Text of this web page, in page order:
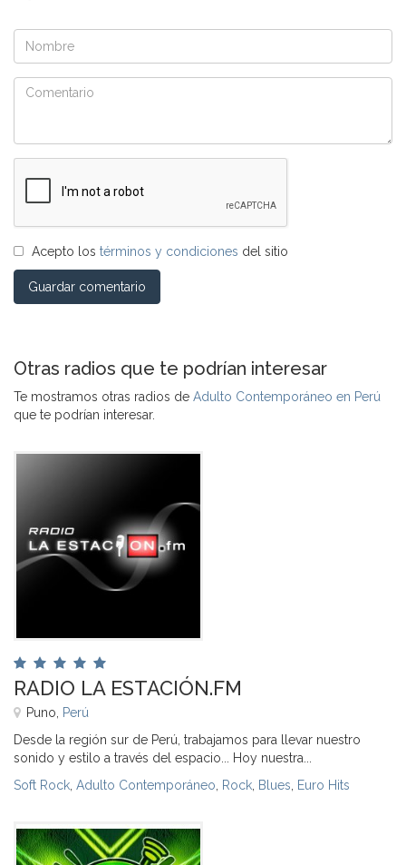
Acepto los términos y condiciones del sitio
Guardar comentario
Otras radios que te podrían interesar
Te mostramos otras radios de Adulto Contemporáneo en Perú
que te podrían interesar.
RADIO LA ESTACIÓN.FM
Puno, Perú
Desde la región sur de Perú, trabajamos para llevar nuestro
sonido y estilo a través del espacio... Hoy nuestra...
Soft Rock Adulto Contemporáneo Rock Blues Euro Hits